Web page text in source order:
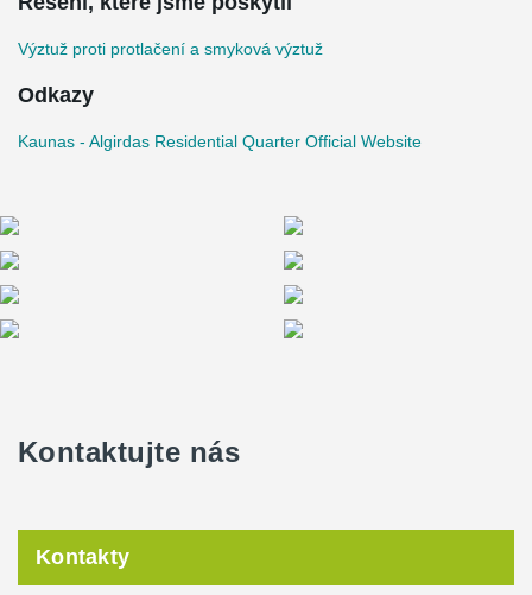
Výztuž proti protlačení a smyková výztuž
Odkazy
Kaunas - Algirdas Residential Quarter Official Website
Kontaktujte nás
Kontakty